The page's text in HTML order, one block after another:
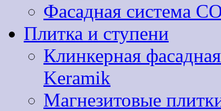
Фасадная система
Плитка и ступени
Клинкерная
Keramik
Магнезитовые